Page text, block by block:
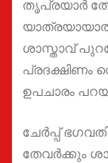
തൃപ്രയാർ
ശാസ്താവ്
പ്രദക്ഷിണം
ഉപചാരം
ചേർപ്പ്
തേവർക്കും